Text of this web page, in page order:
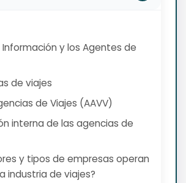
Información y los Agentes de
de viajes
de Viajes (AAVV)
interna de las agencias de
y tipos de empresas operan
industria de viajes?